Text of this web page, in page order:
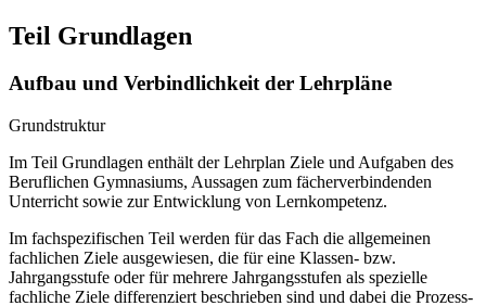
Teil Grundlagen
Aufbau und Verbindlichkeit der Lehrpläne
Grundstruktur
Im Teil Grundlagen enthält der Lehrplan Ziele und Aufgaben des
Beruflichen Gymnasiums, Aussagen zum fächerverbindenden
Unterricht sowie zur Entwicklung von Lernkompetenz.
Im fachspezifischen Teil werden für das Fach die allgemeinen
fachlichen Ziele ausgewiesen, die für eine Klassen- bzw.
Jahrgangsstufe oder für mehrere Jahrgangsstufen als spezielle
fachliche Ziele differenziert beschrieben sind und dabei die Prozess-